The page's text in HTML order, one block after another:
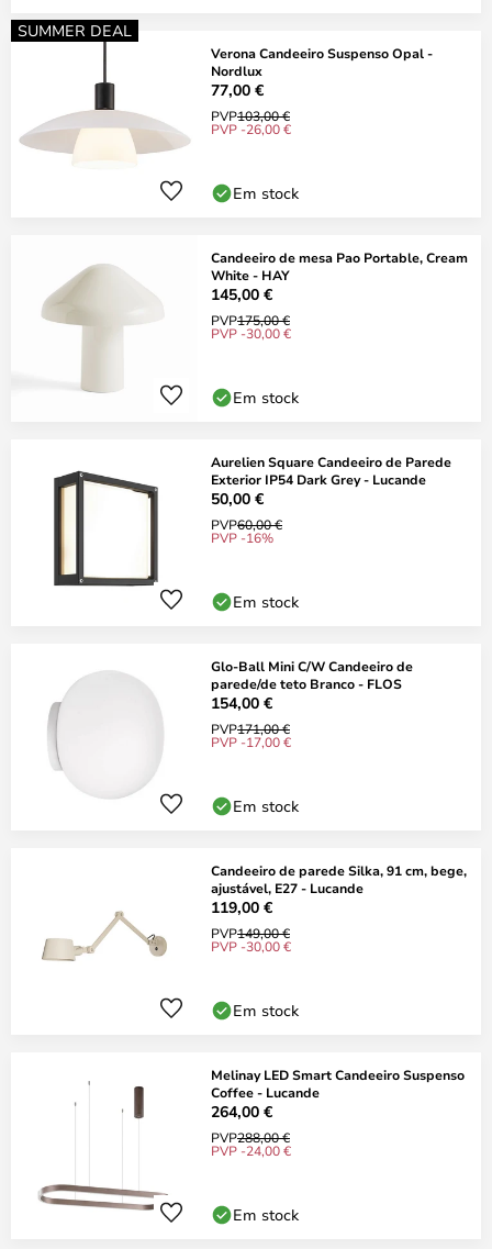
SUMMER DEAL
Verona Candeeiro Suspenso Opal -
Nordlux
77,00 €
PVP103,00 €
PVP -26,00 €
Em stock
Candeeiro de mesa Pao Portable, Cream
White - HAY
145,00 €
PVP175,00 €
PVP -30,00 €
Em stock
Aurelien Square Candeeiro de Parede
Exterior IP54 Dark Grey - Lucande
50,00 €
PVP60,00 €
PVP -16%
Em stock
Glo-Ball Mini C/W Candeeiro de
parede/de teto Branco - FLOS
154,00 €
PVP171,00 €
PVP -17,00 €
Em stock
Candeeiro de parede Silka, 91 cm, bege,
ajustável, E27 - Lucande
119,00 €
PVP149,00 €
PVP -30,00 €
Em stock
Melinay LED Smart Candeeiro Suspenso
Coffee - Lucande
264,00 €
PVP288,00 €
PVP -24,00 €
Em stock